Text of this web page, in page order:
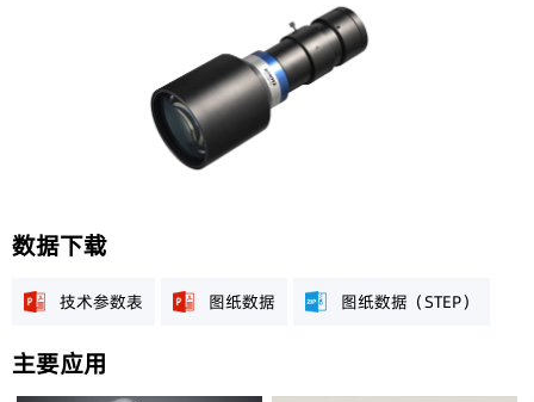
数据下载
技术参数表 图纸数据 图纸数据（STEP）
主要应用